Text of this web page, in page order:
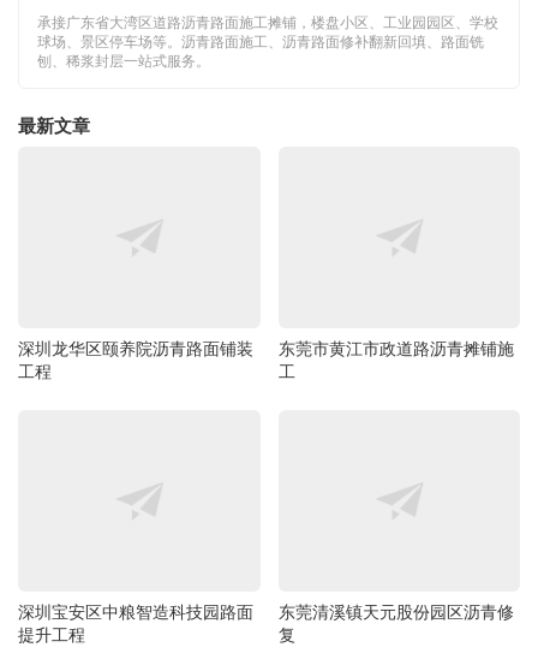
承接广东省大湾区道路沥青路面施工摊铺，楼盘小区、工业园园区、学校
球场、景区停车场等。沥青路面施工、沥青路面修补翻新回填、路面铣
刨、稀浆封层一站式服务。
最新文章
深圳龙华区颐养院沥青路面铺装
工程
东莞市黄江市政道路沥青摊铺施
工
深圳宝安区中粮智造科技园路面
提升工程
东莞清溪镇天元股份园区沥青修
复